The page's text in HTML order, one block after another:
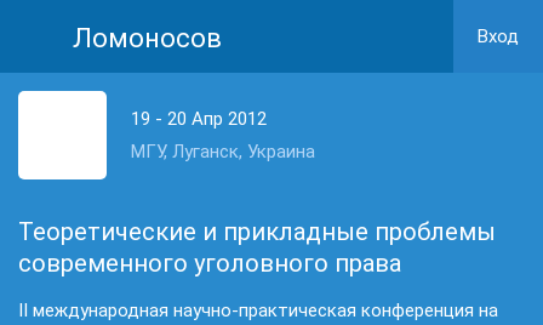
Ломоносов Вход
19 - 20 Апр 2012
МГУ, Луганск, Украина
Теоретические и прикладные проблемы
современного уголовного права
ІІ международная научно-практическая конференция на